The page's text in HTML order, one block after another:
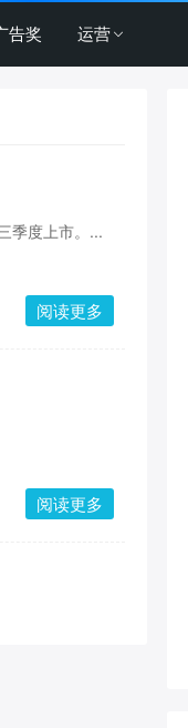
告奖 运营
季度上市。...
阅读更多
阅读更多